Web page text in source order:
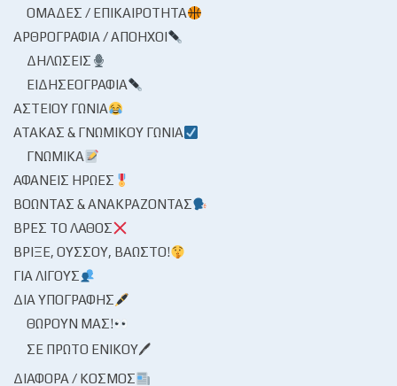
ΟΜΆΔΕΣ / ΕΠΙΚΑΙΡΌΤΗΤΑ
ΑΡΘΡΟΓΡΑΦΊΑ / ΑΠΌΗΧΟΙ
ΔΗΛΏΣΕΙΣ
ΕΙΔΗΣΕΟΓΡΑΦΊΑ
ΑΣΤΕΊΟΥ ΓΩΝΊΑ
ΑΤΆΚΑΣ & ΓΝΩΜΙΚΟΎ ΓΩΝΊΑ
ΓΝΩΜΙΚΆ
ΑΦΑΝΕΊΣ ΉΡΩΕΣ
ΒΟΏΝΤΑΣ & ΑΝΑΚΡΆΖΟΝΤΑΣ
ΒΡΕΣ ΤΟ ΛΆΘΟΣ
ΒΡΊΞΕ, ΟΎΣΣΟΥ, ΒΆΩΣΤΟ!
ΓΙΑ ΛΊΓΟΥΣ
ΔΙΑ ΥΠΟΓΡΑΦΉΣ
ΘΩΡΟΎΝ ΜΑΣ!
ΣΕ ΠΡΏΤΟ ΕΝΙΚΟΎ🖊
ΔΙΆΦΟΡΑ / ΚΌΣΜΟΣ